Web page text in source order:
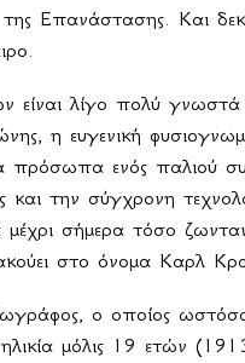
Επανάστασης. Και
λίγο πολύ γνωστά
η ευγενική
πρόσωπα ενός παλιού
την σύγχρονη
σήμερα τόσο
στο όνομα Καρλ
ο οποίος
μόλις 19 ετών